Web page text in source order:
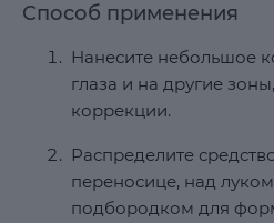
Способ применения
Нанесите небольшое
глаза и на другие
коррекции.
Распределите
переносице, над
подбородком для